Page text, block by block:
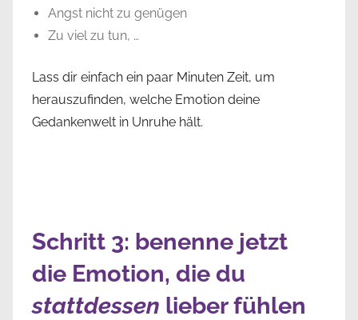
Angst nicht zu genügen
Zu viel zu tun, …
Lass dir einfach ein paar Minuten Zeit, um
herauszufinden, welche Emotion deine
Gedankenwelt in Unruhe hält.
Schritt 3: benenne jetzt
die Emotion, die du
stattdessen lieber fühlen